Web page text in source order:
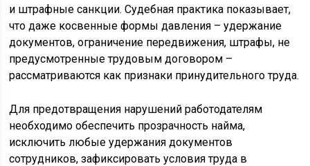
и штрафные санкции. Судебная практика показывает,
что даже косвенные формы давления – удержание
документов, ограничение передвижения, штрафы, не
предусмотренные трудовым договором –
рассматриваются как признаки принудительного труда.
Для предотвращения нарушений работодателям
необходимо обеспечить прозрачность найма,
исключить любые удержания документов
сотрудников, зафиксировать условия труда в